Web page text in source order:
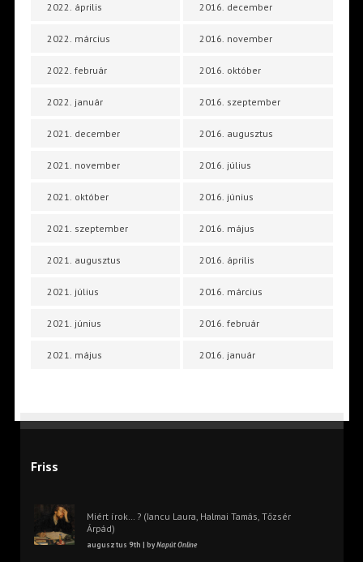
2022. április
2022. március
2022. február
2022. január
2021. december
2021. november
2021. október
2021. szeptember
2021. augusztus
2021. július
2021. június
2021. május
2016. december
2016. november
2016. október
2016. szeptember
2016. augusztus
2016. július
2016. június
2016. május
2016. április
2016. március
2016. február
2016. január
Friss
Miért írok… ? (Iancu Laura, Halmai Tamás, Tőzsér
Árpád)
augusztus 9th | byNapút Online